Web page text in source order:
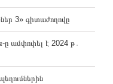
3» գիտաժողովը
ը ամփոփել է 2024 թ․